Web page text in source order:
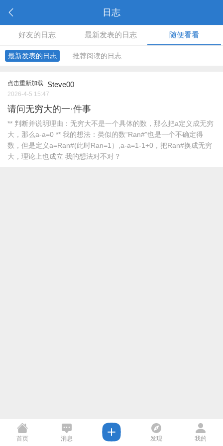
日志
好友的日志 最新发表的日志 随便看看
最新发表的日志 推荐阅读的日志
点击重新加载 Steve00
2026-4-5 15:47
请问无穷大的一·件事
** 判断并说明理由：无穷大不是一个具体的数，那么把a定义成无穷
大，那么a-a=0 ** 我的想法：类似的数“Ran#”也是一个不确定得
数，但是定义a=Ran#(此时Ran=1）,a-a=1-1+0，把Ran#换成无穷
大，理论上也成立 我的想法对不对？
首页 消息 发现 我的